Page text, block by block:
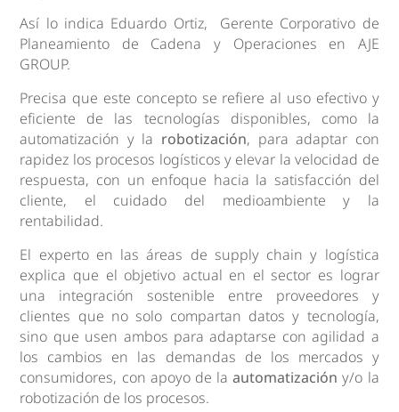
Así lo indica Eduardo Ortiz, Gerente Corporativo de
Planeamiento de Cadena y Operaciones en AJE
GROUP.
Precisa que este concepto se refiere al uso efectivo y
eficiente de las tecnologías disponibles, como la
automatización y la robotización, para adaptar con
rapidez los procesos logísticos y elevar la velocidad de
respuesta, con un enfoque hacia la satisfacción del
cliente, el cuidado del medioambiente y la
rentabilidad.
El experto en las áreas de supply chain y logística
explica que el objetivo actual en el sector es lograr
una integración sostenible entre proveedores y
clientes que no solo compartan datos y tecnología,
sino que usen ambos para adaptarse con agilidad a
los cambios en las demandas de los mercados y
consumidores, con apoyo de laautomatización y/o la
robotización de los procesos.